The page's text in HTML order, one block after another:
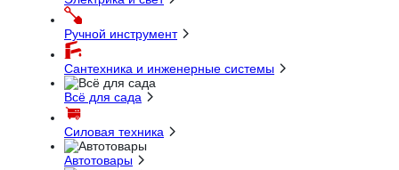
Ручной инструмент
Сантехника и инженерные системы
Всё для сада
Силовая техника
Автотовары